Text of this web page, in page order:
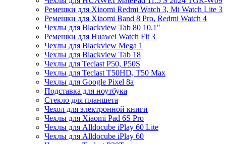
Ремешки для Xiaomi Redmi Watch 3, Mi Watch Lite 3
Ремешки для Xiaomi Band 8 Pro, Redmi Watch 4
Чехлы для Blackview Tab 80 10.1"
Ремешки для Huawei Watch Fit 3
Чехлы для Blackview Mega 1
Чехлы для Blackview Tab 18
Чехлы для Teclast P50, P50S
Чехлы для Teclast T50HD, T50 Max
Чехлы для Google Pixel 8a
Подставка для ноутбука
Стекло для планшета
Чехол для электронной книги
Чехлы для Xiaomi Pad 6S Pro
Чехлы для Alldocube iPlay 60 Lite
Чехлы для Alldocube iPlay 60